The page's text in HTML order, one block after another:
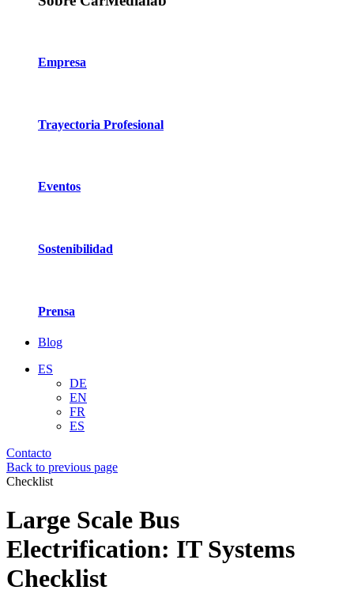
Empresa
Trayectoria Profesional
Eventos
Sostenibilidad
Prensa
Blog
ES
DE
EN
FR
ES
Contacto
Back to previous page
Checklist
Large Scale Bus
Electrification: IT Systems
Checklist